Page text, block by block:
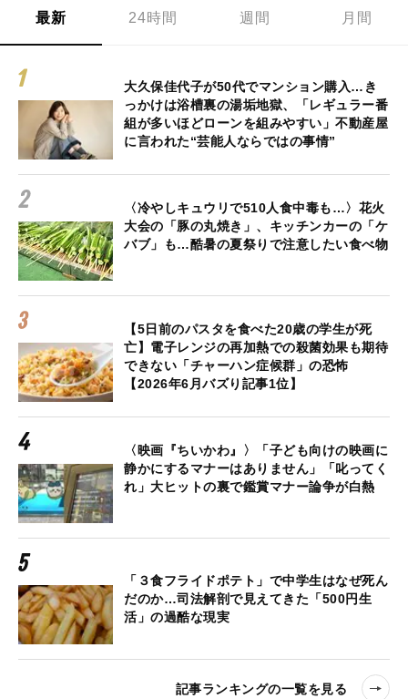
最新 24時間 週間 月間
大久保佳代子が50代でマンション購入…き
っかけは浴槽裏の湯垢地獄、「レギュラー番
組が多いほどローンを組みやすい」不動産屋
に言われた“芸能人ならではの事情”
〈冷やしキュウリで510人食中毒も…〉花火
大会の「豚の丸焼き」、キッチンカーの「ケ
バブ」も…酷暑の夏祭りで注意したい食べ物
【5日前のパスタを食べた20歳の学生が死
亡】電子レンジの再加熱での殺菌効果も期待
できない「チャーハン症候群」の恐怖
【2026年6月バズり記事1位】
〈映画『ちいかわ』〉「子ども向けの映画に
静かにするマナーはありません」「叱ってく
れ」大ヒットの裏で鑑賞マナー論争が白熱
「３食フライドポテト」で中学生はなぜ死ん
だのか…司法解剖で見えてきた「500円生
活」の過酷な現実
記事ランキングの一覧を見る